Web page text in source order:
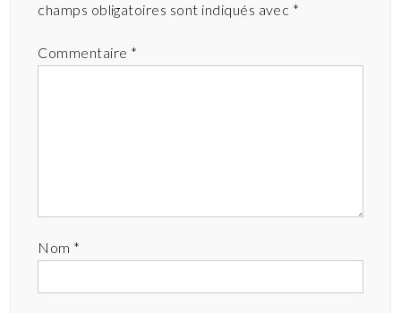
champs obligatoires sont indiqués avec *
Commentaire *
Nom *